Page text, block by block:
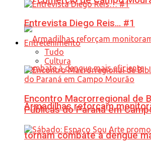
Armadilhas reforçam
tornam combate à dengue
Entrevista Diego Reis… #1
Entretenimento
Tudo
Cultura
Encontro Macrorregional de
Públicas do Paraná em